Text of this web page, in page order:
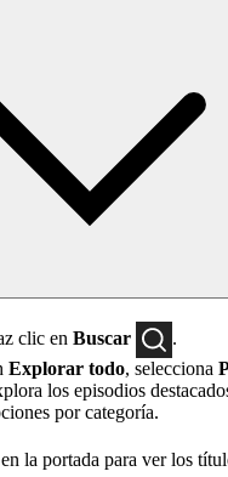
clic en Buscar
.
Explorar todo, selecciona
los episodios
por categoría.
la portada para ver los